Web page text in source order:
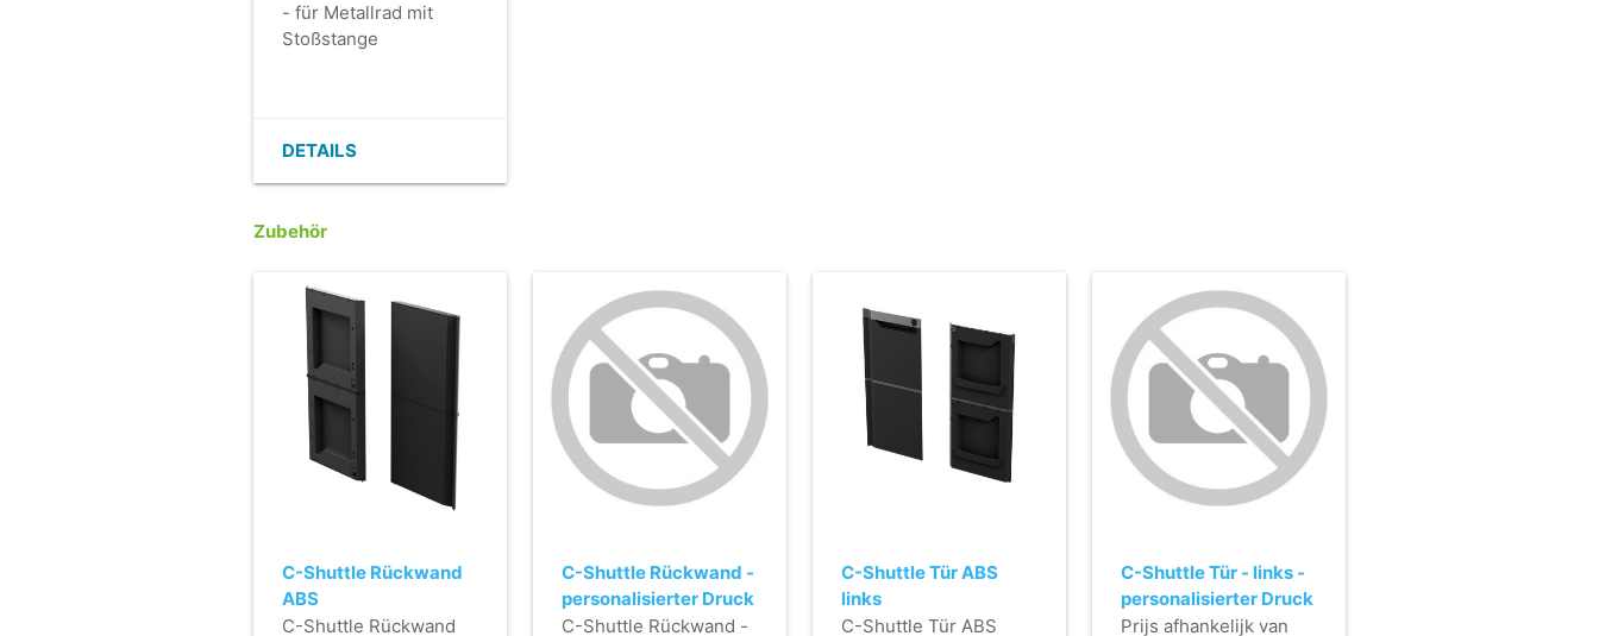
- für Metallrad mit
Stoßstange
DETAILS
Zubehör
C-Shuttle Rückwand
ABS
C-Shuttle Rückwand
C-Shuttle Rückwand -
personalisierter Druck
C-Shuttle Rückwand -
C-Shuttle Tür ABS
links
C-Shuttle Tür ABS
C-Shuttle Tür - links -
personalisierter Druck
Prijs afhankelijk van